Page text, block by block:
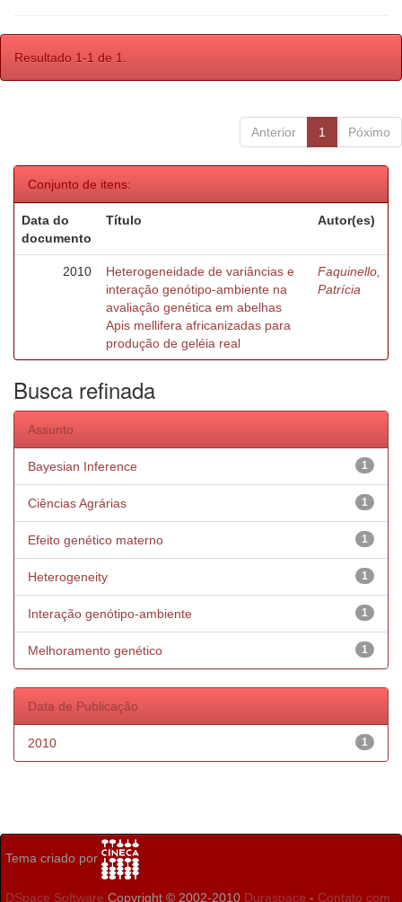
Resultado 1-1 de 1.
Anterior 1 Póximo
Conjunto de itens:
Data do
documento
Título Autor(es)
2010
Heterogeneidade de variâncias e
interação genótipo-ambiente na
avaliação genética em abelhas
Apis mellifera africanizadas para
produção de geléia real
Faquinello,
Patrícia
Busca refinada
Assunto
1
Bayesian Inference
1
Ciências Agrárias
1
Efeito genético materno
1
Heterogeneity
1
Interação genótipo-ambiente
1
Melhoramento genético
Data de Publicação
1
2010
Tema criado por
DSpace Software Copyright © 2002-2010 Duraspace - Contato com